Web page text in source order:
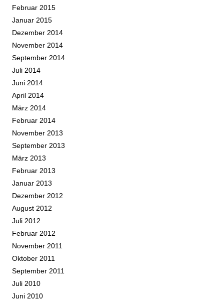
Februar 2015
Januar 2015
Dezember 2014
November 2014
September 2014
Juli 2014
Juni 2014
April 2014
März 2014
Februar 2014
November 2013
September 2013
März 2013
Februar 2013
Januar 2013
Dezember 2012
August 2012
Juli 2012
Februar 2012
November 2011
Oktober 2011
September 2011
Juli 2010
Juni 2010